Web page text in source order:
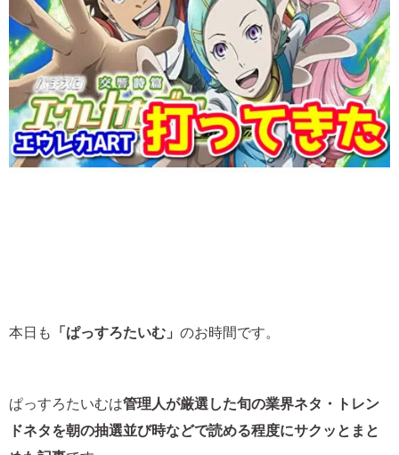
本日も 「ぱっすろたいむ」 のお時間です。
ぱっすろたいむは管理人が厳選した旬の業界ネタ・トレン
ドネタを朝の抽選並び時などで読める程度にサクッとまと